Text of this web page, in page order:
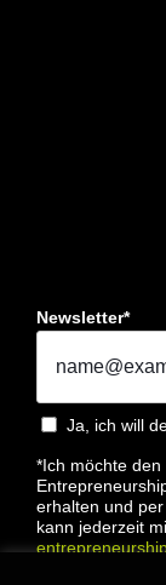
Newsletter*
Ja, ich will
*Ich möchte
erhalten und
kann jederzeit